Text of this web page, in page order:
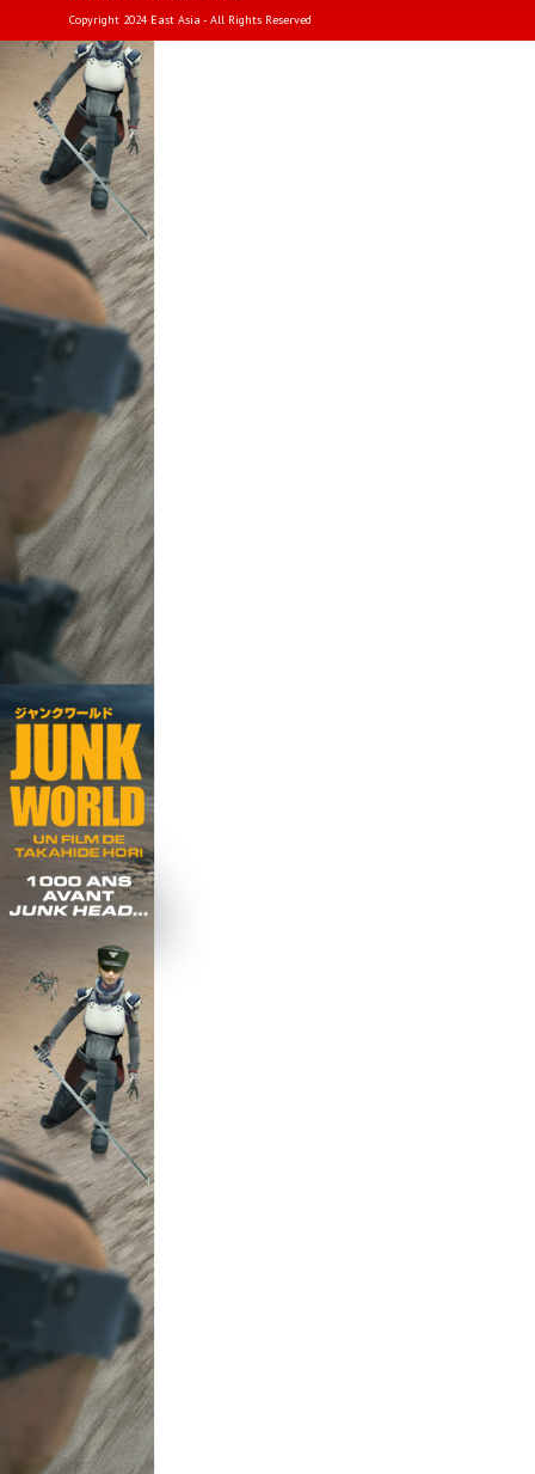
Copyright 2024 East Asia - All Rights Reserved